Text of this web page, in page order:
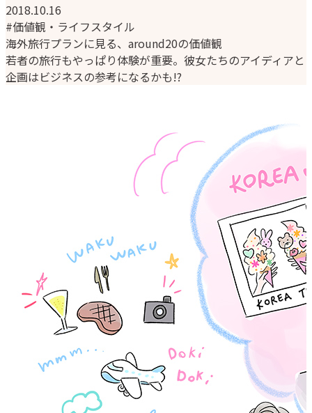
2018.10.16
#価値観・ライフスタイル
海外旅行プランに見る、around20の価値観
若者の旅行もやっぱり体験が重要。彼女たちのアイディアと
企画はビジネスの参考になるかも!?